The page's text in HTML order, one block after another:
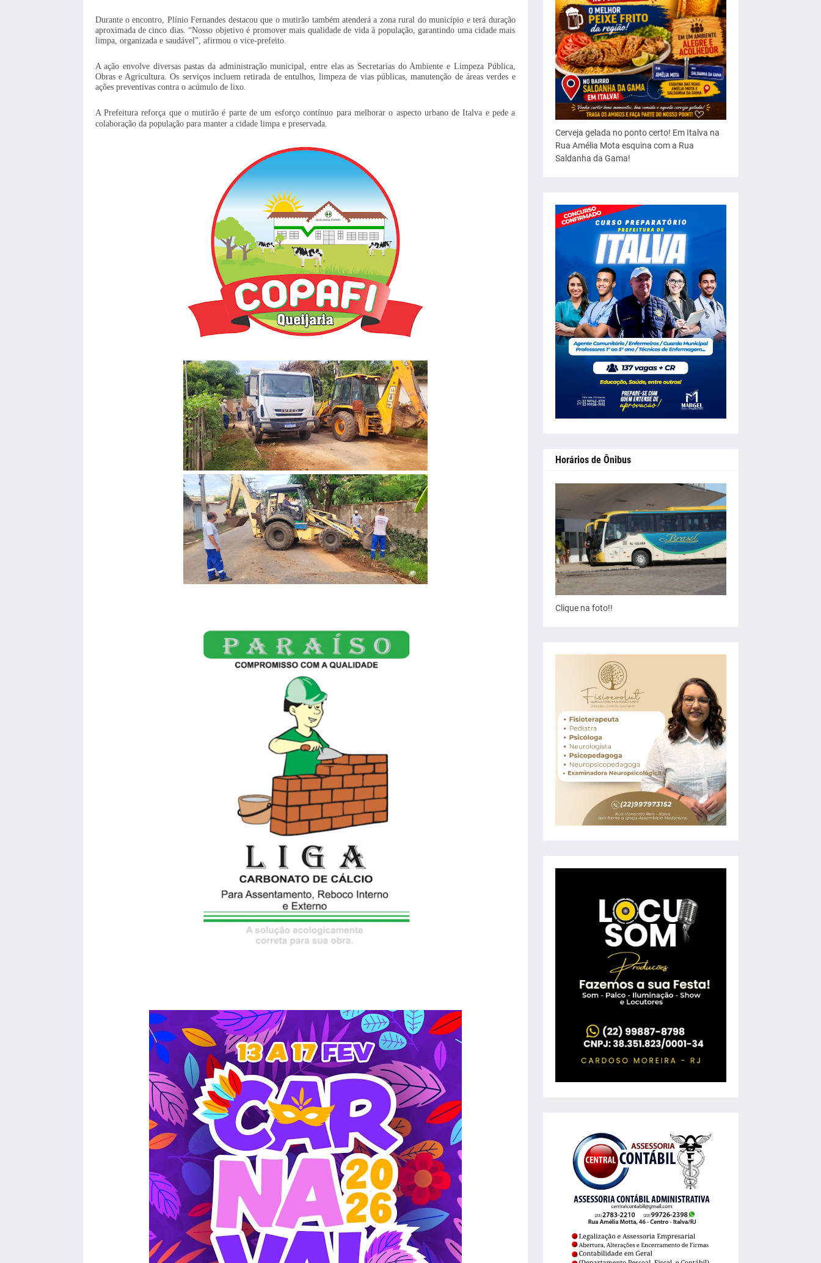
Durante o encontro, Plínio Fernandes destacou que o mutirão também atenderá a zona rural do município e terá duração
aproximada de cinco dias. “Nosso objetivo é promover mais qualidade de vida à população, garantindo uma cidade mais
limpa, organizada e saudável”, afirmou o vice-prefeito.
A ação envolve diversas pastas da administração municipal, entre elas as Secretarias do Ambiente e Limpeza Pública,
Obras e Agricultura. Os serviços incluem retirada de entulhos, limpeza de vias públicas, manutenção de áreas verdes e
ações preventivas contra o acúmulo de lixo.
A Prefeitura reforça que o mutirão é parte de um esforço contínuo para melhorar o aspecto urbano de Italva e pede a
colaboração da população para manter a cidade limpa e preservada.
Cerveja gelada no ponto certo! Em Italva na
Rua Amélia Mota esquina com a Rua
Saldanha da Gama!
Horários de Ônibus
Clique na foto!!